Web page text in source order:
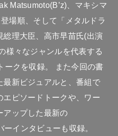
Matsumoto(B’z)、マキシマ
場順、そして「メタルドラ
理大臣、高市早苗氏(出演
様々なジャンルを代表する
ークを収録。 また今回の書
新ビジュアルと、番組で
エピソードトークや、ワー
アップした最新の
インタビューも収録。